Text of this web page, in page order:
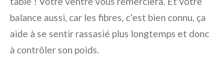
balance aussi, car les fibres, c’est bien connu, ça
aide à se sentir rassasié plus longtemps et donc
à contrôler son poids.